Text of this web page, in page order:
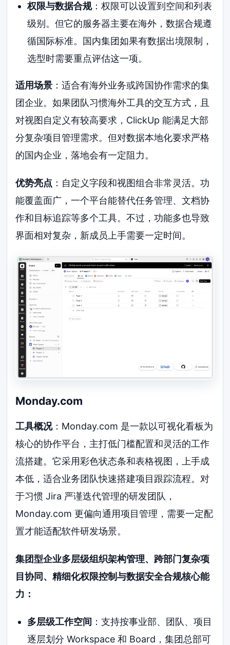
权限与数据合规：权限可以设置到空间和列表
级别。但它的服务器主要在海外，数据合规遵
循国际标准。国内集团如果有数据出境限制，
选型时需要重点评估这一项。
适用场景 ：适合有海外业务或跨国协作需求的集
团企业。如果团队习惯海外工具的交互方式，且
对视图自定义有较高要求，ClickUp 能满足大部
分复杂项目管理需求。但对数据本地化要求严格
的国内企业，落地会有一定阻力。
优势亮点 ：自定义字段和视图组合非常灵活。功
能覆盖面广，一个平台能替代任务管理、文档协
作和目标追踪等多个工具。不过，功能多也导致
界面相对复杂，新成员上手需要一定时间。
Monday.com
工具概况：Monday.com 是一款以可视化看板为
核心的协作平台，主打低门槛配置和灵活的工作
流搭建。它采用彩色状态条和表格视图，上手成
本低，适合业务团队快速搭建项目跟踪流程。对
于习惯 Jira 严谨迭代管理的研发团队，
Monday.com 更偏向通用项目管理，需要一定配
置才能适配软件研发场景。
集团型企业多层级组织架构管理、跨部门复杂项
目协同、精细化权限控制与数据安全合规核心能
力：
多层级工作空间 ：支持按事业部、团队、项目
逐层划分 Workspace 和 Board，集团总部可